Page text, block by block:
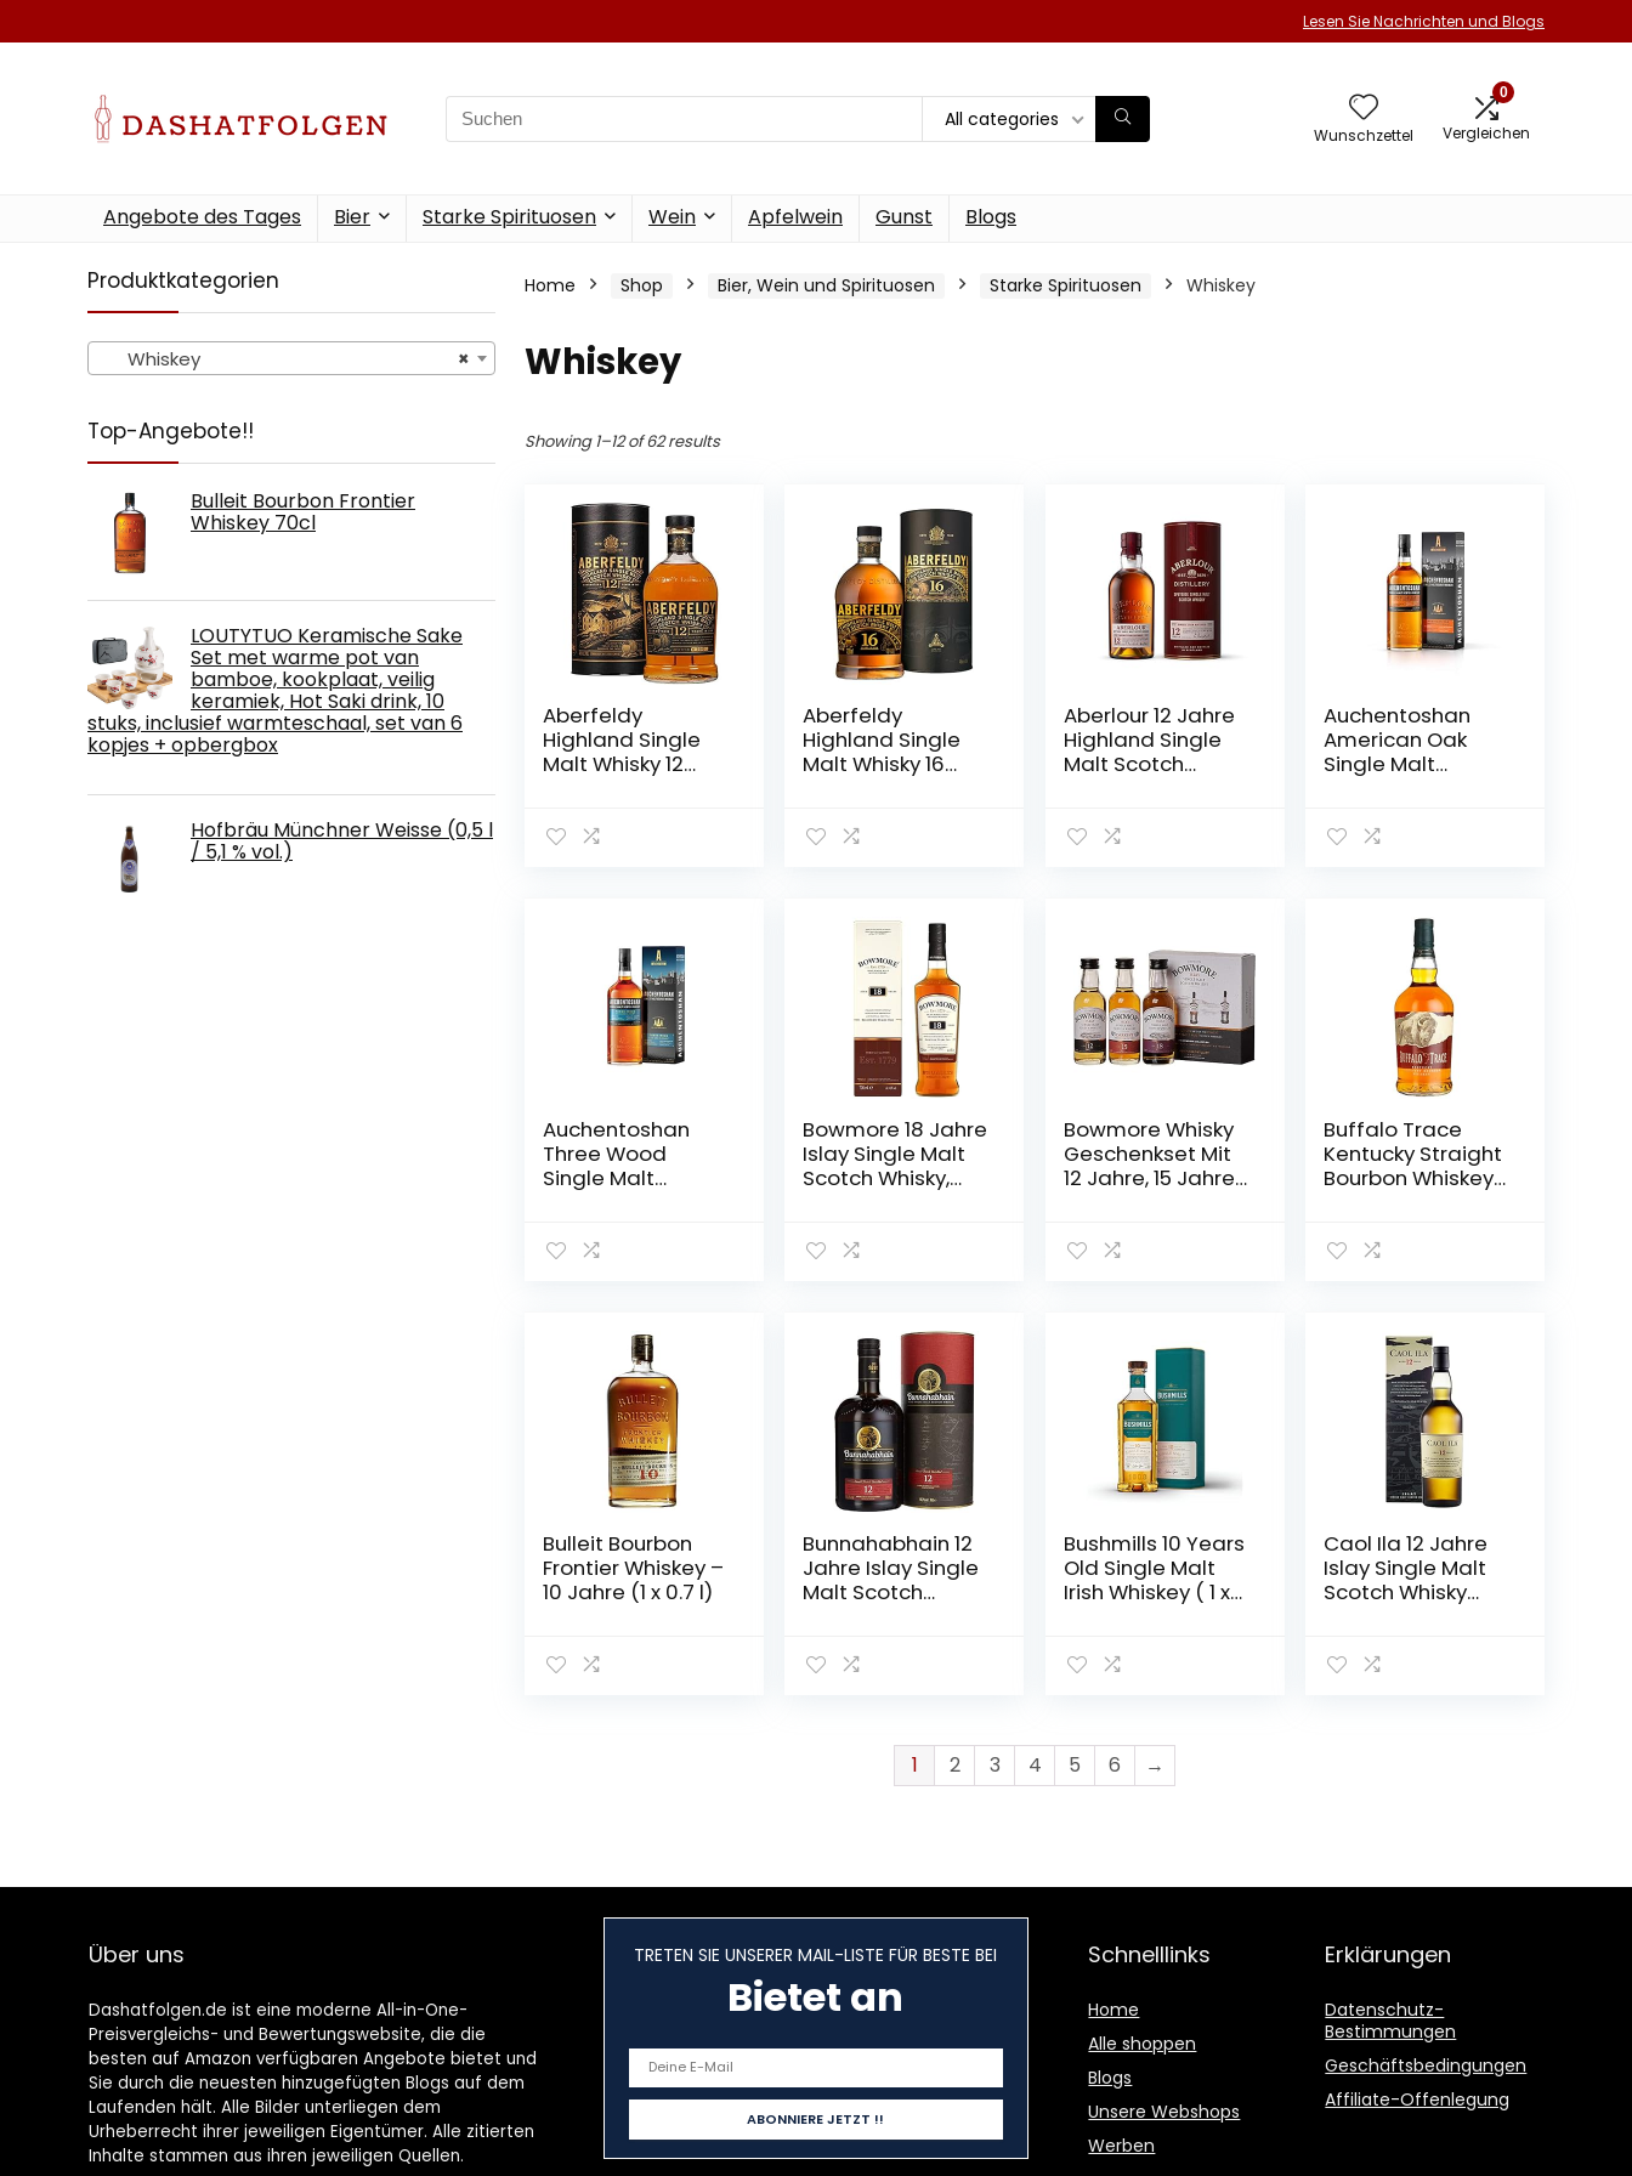
Lesen Sie Nachrichten und Blogs
Search
for:
All categories
Wunschzettel
0
Vergleichen
Angebote des Tages Bier Starke Spirituosen Wein Apfelwein Gunst Blogs
Produktkategorien
×
Whiskey
Top-Angebote!!
Bulleit Bourbon Frontier
Whiskey 70cl
LOUTYTUO Keramische Sake
Set met warme pot van
bamboe, kookplaat, veilig
keramiek, Hot Saki drink, 10
stuks, inclusief warmteschaal, set van 6
kopjes + opbergbox
Hofbräu Münchner Weisse (0,5 l
/ 5,1 % vol.)
Home Shop Bier, Wein und Spirituosen Starke Spirituosen Whiskey
Whiskey
Showing 1–12 of 62 results
Aberfeldy
Highland Single
Malt Whisky 12
Aberfeldy
Highland Single
Malt Whisky 16
Aberlour 12 Jahre
Highland Single
Malt Scotch
Double Cask
Auchentoshan
American Oak
Single Malt
Geschenkverpack
Auchentoshan
Three Wood
Single Malt
Geschenkverpack
Bowmore 18 Jahre
Islay Single Malt
Scotch Whisky,
ung, komplexer
Rauchnote 43%
Vol, 1 x 0,7l
Bowmore Whisky
Geschenkset Mit
12 Jahre, 15 Jahre
Buffalo Trace
Kentucky Straight
Bourbon Whiskey
Bulleit Bourbon
Frontier Whiskey –
10 Jahre (1 x 0.7 l)
Bunnahabhain 12
Jahre Islay Single
Malt Scotch
Bushmills 10 Years
Old Single Malt
Irish Whiskey ( 1 x
Malt Whisky mit
ung
Caol Ila 12 Jahre
Islay Single Malt
Scotch Whisky
ung
1 2 3 4 5 6 →
Über uns
Dashatfolgen.de ist eine moderne All-in-One-
Preisvergleichs- und Bewertungswebsite, die die
besten auf Amazon verfügbaren Angebote bietet und
Sie durch die neuesten hinzugefügten Blogs auf dem
Laufenden hält. Alle Bilder unterliegen dem
Urheberrecht ihrer jeweiligen Eigentümer. Alle zitierten
Inhalte stammen aus ihren jeweiligen Quellen.
TRETEN SIE UNSERER MAIL-LISTE FÜR BESTE BEI
Bietet an
Schnelllinks
Home
Alle shoppen
Blogs
Unsere Webshops
Werben
Erklärungen
Datenschutz-
Bestimmungen
Geschäftsbedingungen
Affiliate-Offenlegung